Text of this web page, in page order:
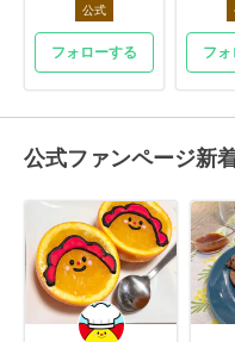
公式
フォローする フォ
公式ファンページ新